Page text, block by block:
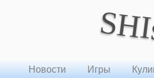
Новости Игры